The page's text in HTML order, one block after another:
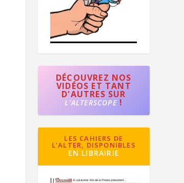
DÉCOUVREZ NOS
VIDÉOS ET TANT
D'AUTRES SUR
L'ALTERSCOPE!
LES CAHIERS DE
L'ALTER, DISPONIBLES
EN LIBRAIRIE